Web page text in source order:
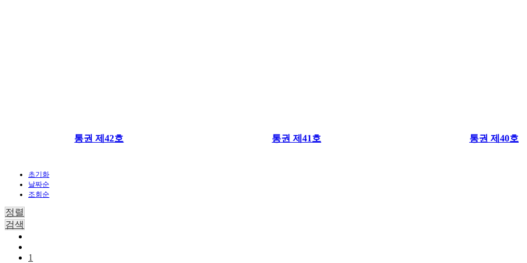
통권 제42호 통권 제41호 통권 제40호
초기화
날짜순
조회순
정렬
검색
1